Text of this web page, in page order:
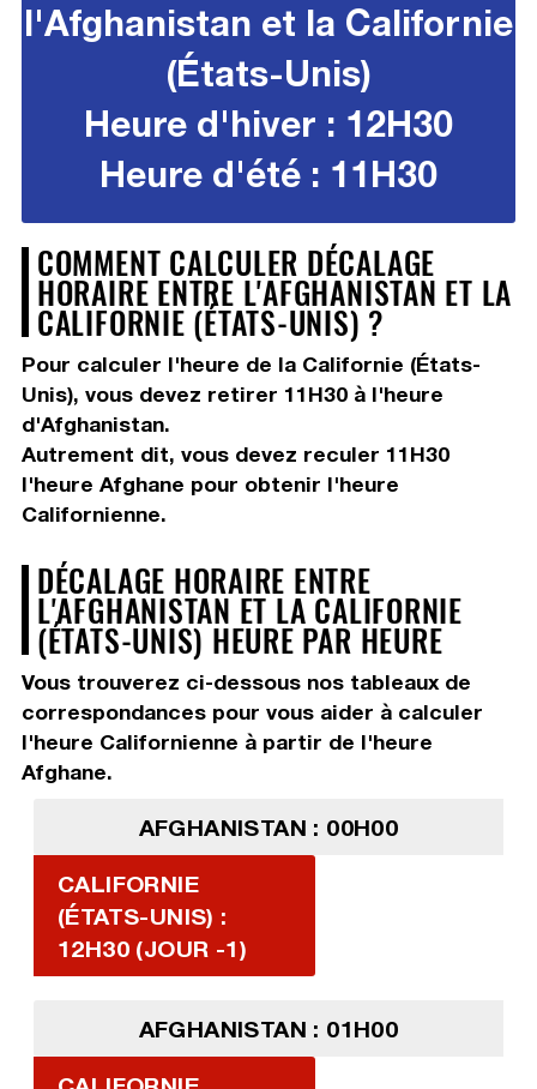
l'Afghanistan et la Californie
(États-Unis)
Heure d'hiver : 12H30
Heure d'été : 11H30
COMMENT CALCULER DÉCALAGE
HORAIRE ENTRE L'AFGHANISTAN ET LA
CALIFORNIE (ÉTATS-UNIS) ?
Pour calculer l'heure de la Californie (États-
Unis), vous devez retirer 11H30à l'heure
d'Afghanistan.
Autrement dit, vous devez reculer 11H30
l'heure Afghane pour obtenir l'heure
Californienne.
DÉCALAGE HORAIRE ENTRE
L'AFGHANISTAN ET LA CALIFORNIE
(ÉTATS-UNIS) HEURE PAR HEURE
Vous trouverez ci-dessous nos tableaux de
correspondances pour vous aider à calculer
l'heure Californienne à partir de l'heure
Afghane.
AFGHANISTAN : 00H00
CALIFORNIE
(ÉTATS-UNIS) :
12H30 (JOUR -1)
AFGHANISTAN : 01H00